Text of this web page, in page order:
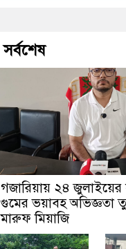
সর্বশেষ
গজারিয়ায় ২৪ জুলাইয়ের
গুমের ভয়াবহ অভিজ্ঞতা
মারুফ মিয়াজি